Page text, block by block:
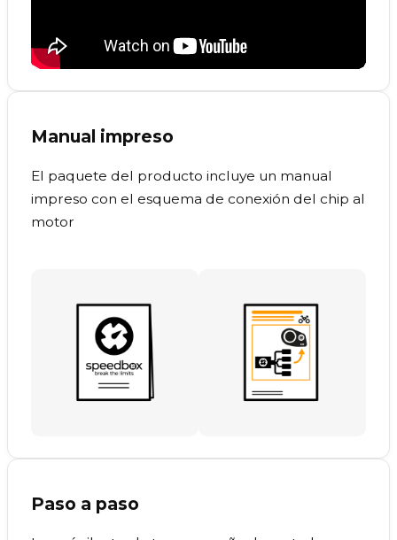
Manual impreso
El paquete del producto incluye un manual
impreso con el esquema de conexión del chip al
motor
Paso a paso